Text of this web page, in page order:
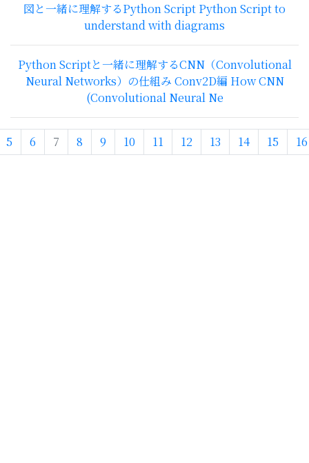
図と一緒に理解するPython Script Python Script to
understand with diagrams
Python Scriptと一緒に理解するCNN（Convolutional
Neural Networks）の仕組み Conv2D編 How CNN
(Convolutional Neural Ne
5 6 7 8 9 10 11 12 13 14 15 16